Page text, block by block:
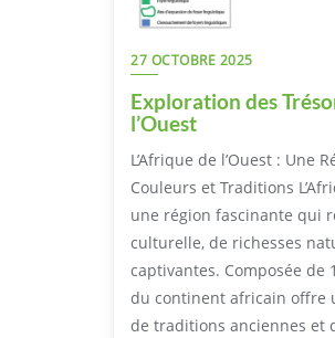
27 OCTOBRE 2025
Exploration des
l’Ouest
L’Afrique de l’Ouest : Une
Couleurs et Traditions
une région fascinante qui
culturelle, de richesses
captivantes. Composée de
du continent africain offre
de traditions anciennes et